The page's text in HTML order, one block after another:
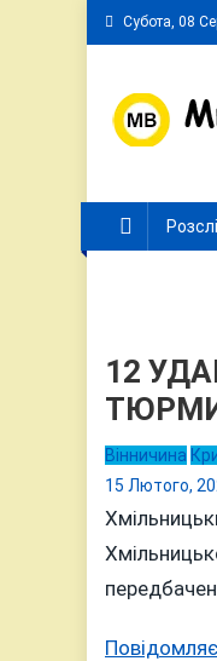
Skip
to
Субота, 08
12
ТЮРМИ
Вінничина
15 Лютого,
Повідомляє